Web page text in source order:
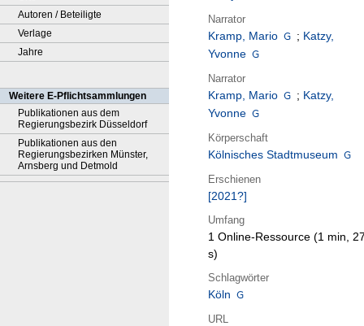
Autoren / Beteiligte
Verlage
Jahre
Weitere E-Pflichtsammlungen
Publikationen aus dem
Regierungsbezirk Düsseldorf
Publikationen aus den
Regierungsbezirken Münster,
Arnsberg und Detmold
Narrator
Kramp, Mario ; Katzy,
Yvonne
Narrator
Kramp, Mario ; Katzy,
Yvonne
Körperschaft
Kölnisches Stadtmuseum
Erschienen
[2021?]
Umfang
1 Online-Ressource (1 min,
s)
Schlagwörter
Köln
URL